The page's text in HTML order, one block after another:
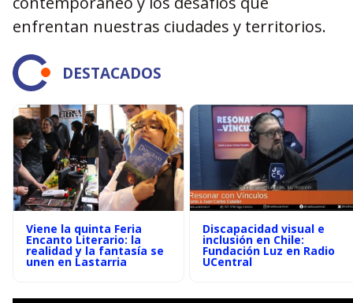
enfrentan nuestras ciudades y territorios.
DESTACADOS
Viene la quinta Feria
Encanto Literario: la
realidad y la fantasía se
unen en Lastarria
Discapacidad visual e
inclusión en Chile:
Fundación Luz en Radio
UCentral